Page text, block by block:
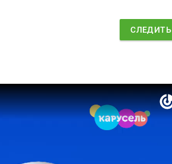
СЛЕДИТЬ